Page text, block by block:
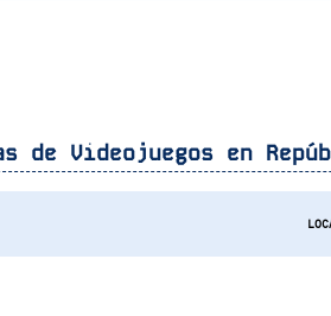
de Videojuegos en